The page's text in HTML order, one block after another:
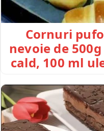
Cornuri
nevoie de
cald, 100 ml